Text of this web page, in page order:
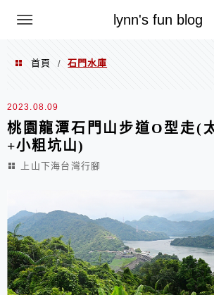
lynn's fun blog
menu
首頁 / 石門水庫
石門水庫
2023.08.09
桃園龍潭石門山步道O型走(
+小粗坑山)
上山下海台灣行腳